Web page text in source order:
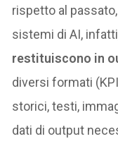
rispetto al
sistemi di AI,
restituiscono in
diversi formati
storici, testi,
dati di output